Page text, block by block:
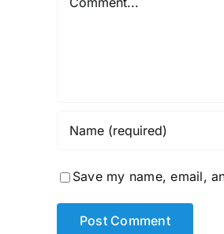
Save my name, email,